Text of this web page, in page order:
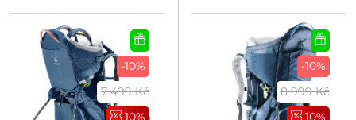
-10%
7 499 Kč
10%
-10%
8 999 Kč
10%